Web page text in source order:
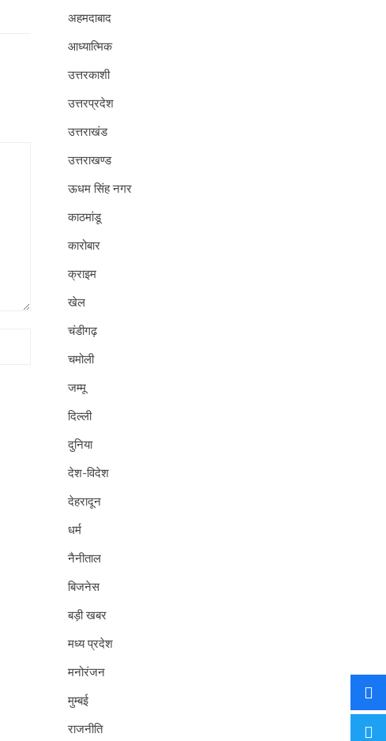
अहमदाबाद
आध्यात्मिक
उत्तरकाशी
उत्तरप्रदेश
उत्तराखंड
उत्तराखण्ड
ऊधम सिंह नगर
काठमांडू
कारोबार
क्राइम
खेल
चंडीगढ़
चमोली
जम्मू
दिल्ली
दुनिया
देश-विदेश
देहरादून
धर्म
नैनीताल
बिजनेस
बड़ी खबर
मध्य प्रदेश
मनोरंजन
मुम्बई
राजनीति